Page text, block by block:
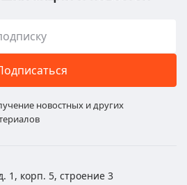
новостных и других
1, корп. 5, строение 3